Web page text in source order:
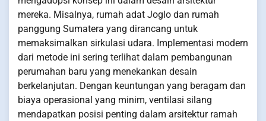
mereka. Misalnya, rumah adat Joglo dan rumah
panggung Sumatera yang dirancang untuk
memaksimalkan sirkulasi udara. Implementasi modern
dari metode ini sering terlihat dalam pembangunan
perumahan baru yang menekankan desain
berkelanjutan. Dengan keuntungan yang beragam dan
biaya operasional yang minim, ventilasi silang
mendapatkan posisi penting dalam arsitektur ramah